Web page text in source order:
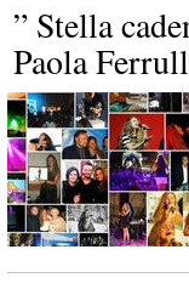
” Stella
Paola